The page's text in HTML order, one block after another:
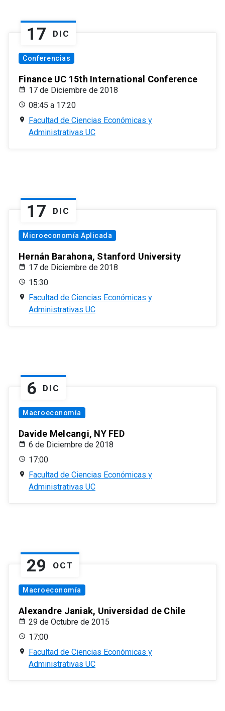
17 DIC
Conferencias
Finance UC 15th International Conference
17 de Diciembre de 2018
08:45 a 17:20
Facultad de Ciencias Económicas y
Administrativas UC
17 DIC
Microeconomía Aplicada
Hernán Barahona, Stanford University
17 de Diciembre de 2018
15:30
Facultad de Ciencias Económicas y
Administrativas UC
6 DIC
Macroeconomía
Davide Melcangi, NY FED
6 de Diciembre de 2018
17:00
Facultad de Ciencias Económicas y
Administrativas UC
29 OCT
Macroeconomía
Alexandre Janiak, Universidad de Chile
29 de Octubre de 2015
17:00
Facultad de Ciencias Económicas y
Administrativas UC